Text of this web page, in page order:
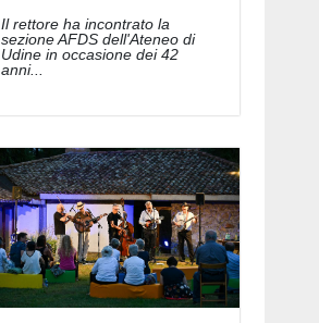
Il rettore ha incontrato la
sezione AFDS dell'Ateneo di
Udine in occasione dei 42
anni...